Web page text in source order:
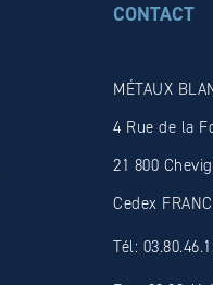
CONTACT
MÉTAUX
4 Rue de la
21 800
Cedex
Tél: